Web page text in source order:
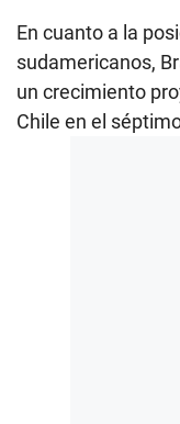
En cuanto a la
sudamericanos,
un crecimiento
Chile en el